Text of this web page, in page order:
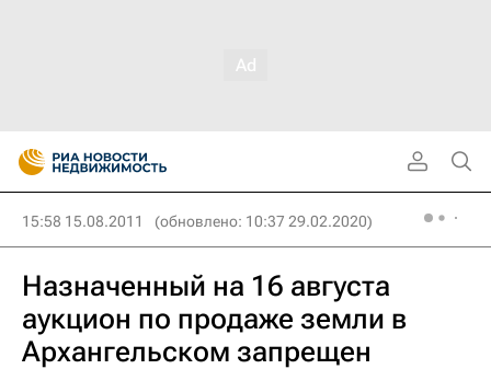
15:58 15.08.2011 (обновлено: 10:37 29.02.2020)
Назначенный на 16 августа
аукцион по продаже земли в
Архангельском запрещен